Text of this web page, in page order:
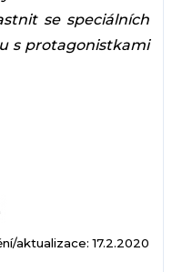
se speciálních
s protagonistkami
aktualizace: 17.2.2020